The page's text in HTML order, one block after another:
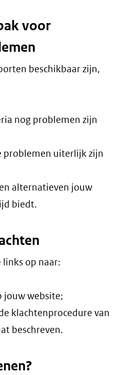
voor
beschikbaar zijn,
nog problemen zijn
problemen uiterlijk zijn
alternatieven jouw
biedt.
links op naar:
jouw website;
klachtenprocedure van
beschreven.